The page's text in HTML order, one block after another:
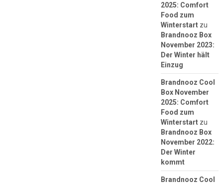
2025: Comfort
Food zum
Winterstartzu
Brandnooz Box
November 2023:
Der Winter hält
Einzug
Brandnooz Cool
Box November
2025: Comfort
Food zum
Winterstartzu
Brandnooz Box
November 2022:
Der Winter
kommt
Brandnooz Cool